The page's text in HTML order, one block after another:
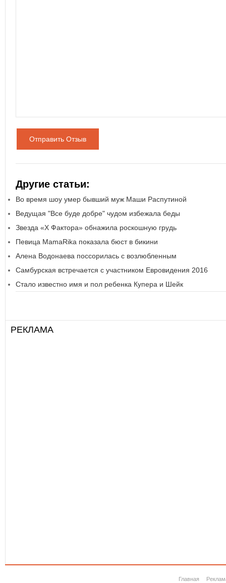
Отправить Отзыв
Другие статьи:
Во время шоу умер бывший муж Маши Распутиной
Ведущая "Все буде добре" чудом избежала беды
Звезда «Х Фактора» обнажила роскошную грудь
Певица MamaRika показала бюст в бикини
Алена Водонаева поссорилась с возлюбленным
Самбурская встречается с участником Евровидения 2016
Стало известно имя и пол ребенка Купера и Шейк
РЕКЛАМА
Главная